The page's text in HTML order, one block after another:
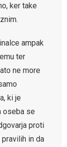
ker take
ampak
ter
ne more
ki je
oseba se
proti
in da